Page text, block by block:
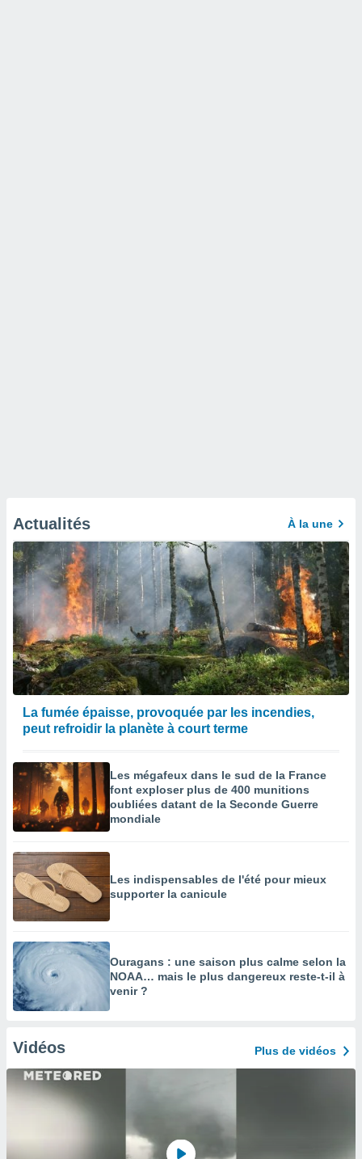
Actualités À la une
La fumée épaisse, provoquée par les incendies,
peut refroidir la planète à court terme
Les mégafeux dans le sud de la France
font exploser plus de 400 munitions
oubliées datant de la Seconde Guerre
mondiale
Les indispensables de l'été pour mieux
supporter la canicule
Ouragans : une saison plus calme selon la
NOAA… mais le plus dangereux reste-t-il à
venir ?
Vidéos Plus de vidéos